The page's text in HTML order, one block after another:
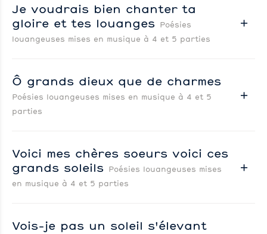
Je voudrais bien chanter ta
gloire et tes louanges
Poésies
louangeuses mises en musique à 4 et 5 parties
Ô grands dieux que de charmes
Poésies louangeuses mises en musique à 4 et 5
parties
Voici mes chères soeurs voici ces
grands soleils
Poésies louangeuses mises
en musique à 4 et 5 parties
Vois-je pas un soleil s'élevant